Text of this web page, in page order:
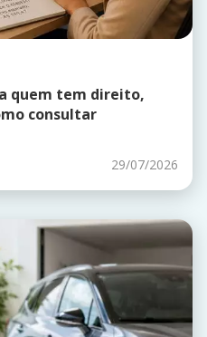
quem tem direito,
consultar
29/07/2026